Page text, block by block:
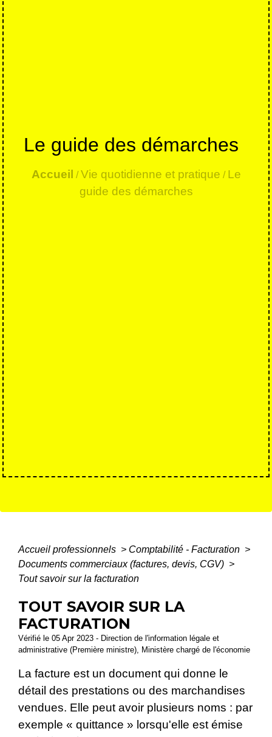
Le guide des démarches
Accueil /Vie quotidienne et pratique / Le
guide des démarches
Accueil professionnels > Comptabilité - Facturation >
Documents commerciaux (factures, devis, CGV) >
Tout savoir sur la facturation
TOUT SAVOIR SUR LA
FACTURATION
Vérifié le 05 Apr 2023 - Direction de l'information légale et
administrative (Première ministre), Ministère chargé de l'économie
La facture est un document qui donne le
détail des prestations ou des marchandises
vendues. Elle peut avoir plusieurs noms : par
exemple « quittance » lorsqu'elle est émise